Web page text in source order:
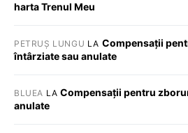
harta Trenul Meu
PETRUȘ LUNGU LA Compensații
întârziate sau anulate
BLUEA LACompensații pentru
anulate